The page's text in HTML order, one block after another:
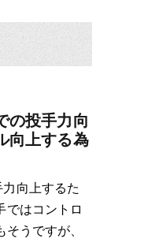
の投手力向
向上する為
向上するた
ではコントロ
うですが、